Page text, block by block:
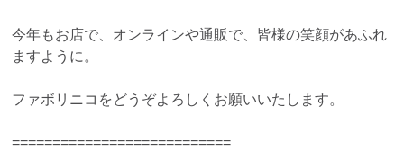
今年もお店で、オンラインや通販で、皆様の笑顔があふれ
ますように。
ファボリニコをどうぞよろしくお願いいたします。
===========================